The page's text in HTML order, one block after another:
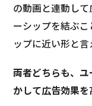
の動画と連動し
ーシップを結ぶ
ップに近い形と言
両者どちらも、
かして広告効果